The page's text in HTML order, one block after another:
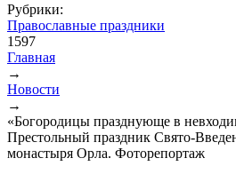
Рубрики:
Православные праздники
1597
Вы здесь
Главная
→
Новости
→
«Богородицы празднующе в
Престольный праздник Свято-
монастыря Орла. Фоторепортаж